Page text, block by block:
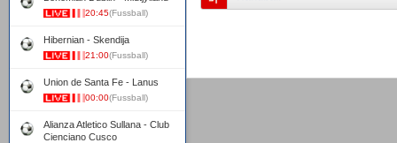
20:45(Fussball)
Hibernian - Skendija
21:00(Fussball)
Union de Santa Fe - Lanus
00:00(Fussball)
Alianza Atletico Sullana - Club
Cienciano Cusco